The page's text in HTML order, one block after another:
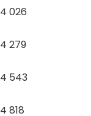
4 026
4 279
4 543
4 818